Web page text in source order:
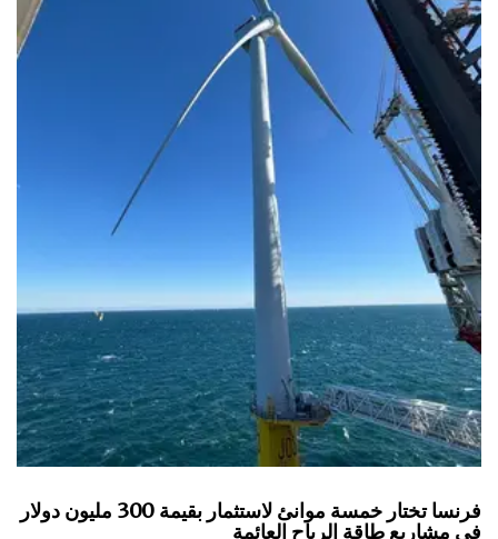
فرنسا تختار خمسة موانئ لاستثمار بقيمة 300 مليون دولار
في مشاريع طاقة الرياح العائمة